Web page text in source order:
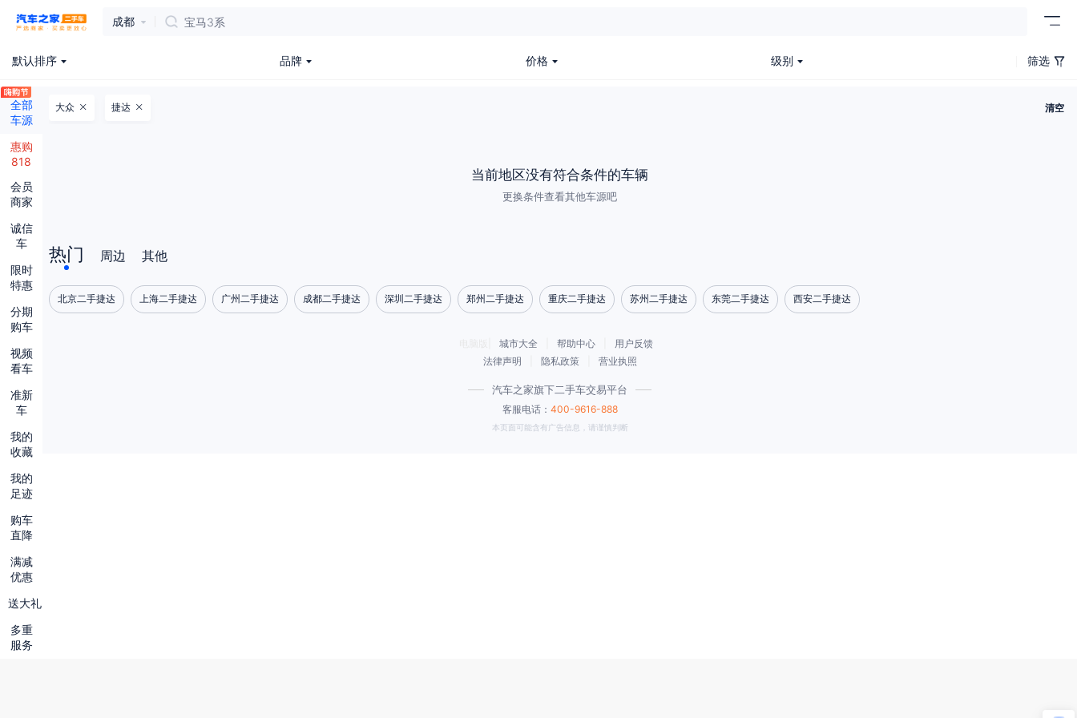
成都 宝马3系
默认排序 品牌 价格 级别 筛选
全部
车源
惠购
818
会员
商家
诚信
车
限时
特惠
分期
购车
视频
看车
准新
车
我的
收藏
我的
足迹
购车
直降
满减
优惠
送大礼
多重
服务
大众 捷达 清空
当前地区没有符合条件的车辆
更换条件查看其他车源吧
热门 周边 其他
北京二手捷达 上海二手捷达 广州二手捷达 成都二手捷达 深圳二手捷达 郑州二手捷达 重庆二手捷达 苏州二手捷达 东莞二手捷达 西安二手捷达
城市大全 帮助中心
用户反馈
法律声明
隐私政策 营业执照
汽车之家旗下二手车交易平台
客服电话： 400-9616-888
本页面可能含有广告信息，请谨慎判断